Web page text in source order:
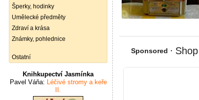
Šperky, hodinky
Umělecké předměty
Zdraví a krása
Známky, pohlednice
Ostatní
Knihkupectví Jasmínka
Pavel Váňa: Léčivé stromy a keře
II.